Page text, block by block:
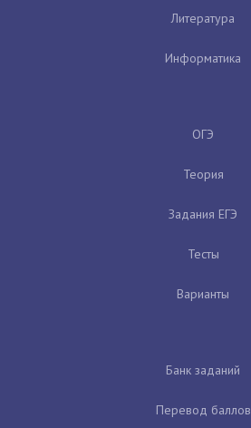
Литература
Информатика
ОГЭ
Теория
Задания ЕГЭ
Тесты
Варианты
Банк заданий
Перевод баллов